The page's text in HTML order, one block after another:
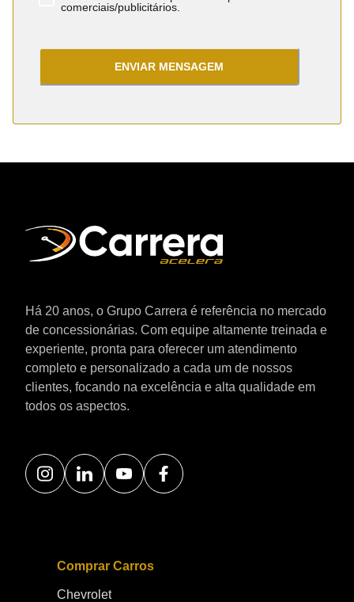
comerciais/publicitários.
ENVIAR MENSAGEM
Há 20 anos, o Grupo Carrera é referência no mercado
de concessionárias. Com equipe altamente treinada e
experiente, pronta para oferecer um atendimento
completo e personalizado a cada um de nossos
clientes, focando na excelência e alta qualidade em
todos os aspectos.
Comprar Carros
Chevrolet